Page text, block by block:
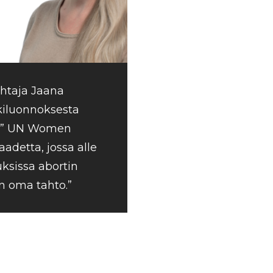
Jaana
UN Women
jossa alle
abortin
oma tahto.”